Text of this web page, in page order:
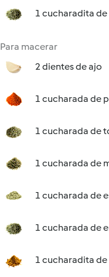
1 cucharadita
Para macerar
2 dientes de ajo
1 cucharada de
1 cucharada de
1 cucharada de
1 cucharada de
1 cucharada de
1 cucharadita